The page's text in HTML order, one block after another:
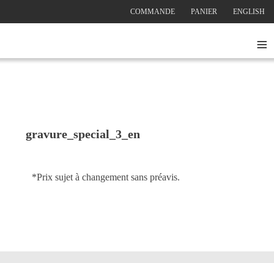
COMMANDE PANIER ENGLISH
≡
gravure_special_3_en
*Prix sujet à changement sans préavis.